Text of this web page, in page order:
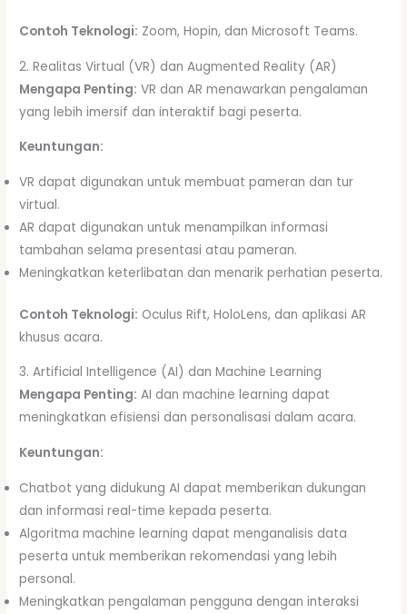
Contoh Teknologi: Zoom, Hopin, dan Microsoft Teams.
2. Realitas Virtual (VR) dan Augmented Reality (AR)
Mengapa Penting: VR dan AR menawarkan pengalaman
yang lebih imersif dan interaktif bagi peserta.
Keuntungan:
VR dapat digunakan untuk membuat pameran dan tur
virtual.
AR dapat digunakan untuk menampilkan informasi
tambahan selama presentasi atau pameran.
Meningkatkan keterlibatan dan menarik perhatian peserta.
Contoh Teknologi: Oculus Rift, HoloLens, dan aplikasi AR
khusus acara.
3. Artificial Intelligence (AI) dan Machine Learning
Mengapa Penting: AI dan machine learning dapat
meningkatkan efisiensi dan personalisasi dalam acara.
Keuntungan:
Chatbot yang didukung AI dapat memberikan dukungan
dan informasi real-time kepada peserta.
Algoritma machine learning dapat menganalisis data
peserta untuk memberikan rekomendasi yang lebih
personal.
Meningkatkan pengalaman pengguna dengan interaksi